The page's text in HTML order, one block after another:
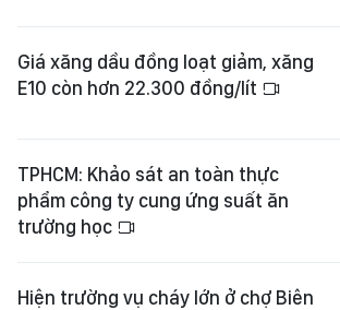
Giá xăng dầu đồng loạt giảm, xăng
E10 còn hơn 22.300 đồng/lít
TPHCM: Khảo sát an toàn thực
phẩm công ty cung ứng suất ăn
trường học
Hiện trường vụ cháy lớn ở chợ Biên